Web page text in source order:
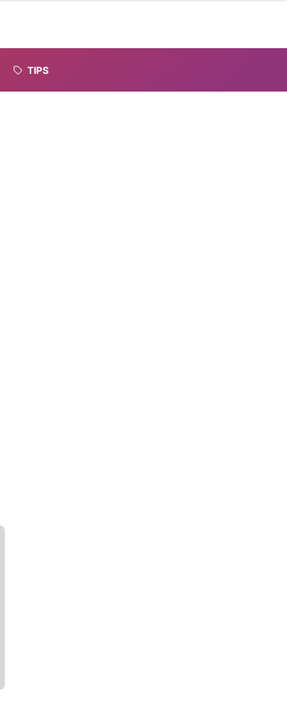
TIPS